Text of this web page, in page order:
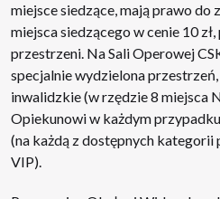
miejsce siedzące, mają prawo do
miejsca siedzącego w cenie 10
przestrzeni. Na Sali Operowej
specjalnie wydzielona
inwalidzkie (w rzędzie 8 miejsca
Opiekunowi w każdym
(na każdą z dostępnych kategorii
VIP).